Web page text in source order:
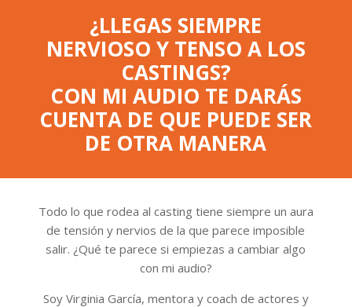
¿LLEGAS SIEMPRE
NERVIOSO Y TENSO A LOS
CASTINGS?
CON MI AUDIO TE DARÁS
CUENTA DE QUE PUEDE SER
DE OTRA MANERA
Todo lo que rodea al casting tiene siempre un aura
de tensión y nervios de la que parece imposible
salir. ¿Qué te parece si empiezas a cambiar algo
con mi audio?
Soy Virginia García, mentora y coach de actores y